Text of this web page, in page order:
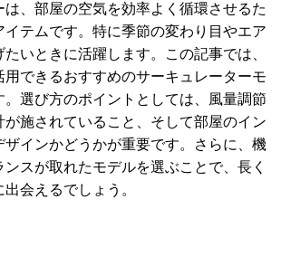
、部屋の空気を効率よく循環させるた
イテムです。特に季節の変わり目やエア
いときに活躍します。この記事では、
用できるおすすめのサーキュレーターモ
。選び方のポイントとしては、風量調節
が施されていること、そして部屋のイン
ザインかどうかが重要です。さらに、機
スが取れたモデルを選ぶことで、長く
会えるでしょう。